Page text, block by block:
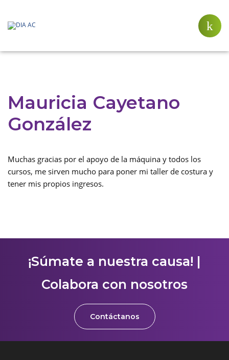
Mauricia Cayetano
González
Muchas gracias por el apoyo de la máquina y todos los
cursos, me sirven mucho para poner mi taller de costura y
tener mis propios ingresos.
¡Súmate a nuestra causa! |
Colabora con nosotros
Contáctanos